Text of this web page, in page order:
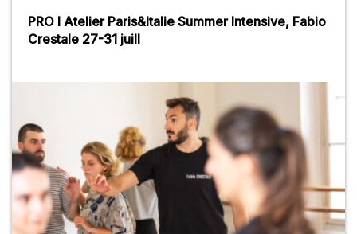
PRO I Atelier Paris&Italie Summer Intensive, Fabio
Crestale 27-31 juill